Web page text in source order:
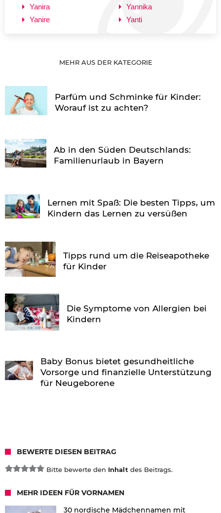
Yanira
Yanire
Yannika
Yanti
MEHR AUS DER KATEGORIE
Parfüm und Schminke für Kinder:
Worauf ist zu achten?
Ab in den Süden Deutschlands:
Familienurlaub in Bayern
Lernen mit Spaß: Die besten Tipps, um
Kindern das Lernen zu versüßen
Tipps rund um die Reiseapotheke
für Kinder
Die Symptome von Allergien bei
Kindern
Baby Bonus bietet gesundheitliche
Vorsorge und finanzielle Unterstützung
für Neugeborene
BEWERTE DIESEN BEITRAG
Bitte bewerte den Inhalt des Beitrags.
MEHR IDEEN FÜR VORNAMEN
30 nordische Mädchennamen mit